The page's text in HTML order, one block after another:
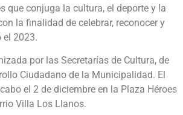
que conjuga la cultura, el deporte y la
la finalidad de celebrar, reconocer y
el 2023.
por las Secretarías de Cultura, de
Ciudadano de la Municipalidad. El
el 2 de diciembre en la Plaza Héroes
Villa Los Llanos.